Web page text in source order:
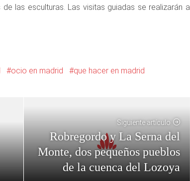
las esculturas. Las visitas guiadas se realizarán a
ocio en madrid que hacer en madrid
Siguiente artículo
Robregordo y La Serna del
Monte, dos pequeños pueblos
de la cuenca del Lozoya